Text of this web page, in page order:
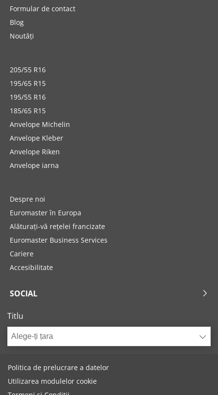
Formular de contact
Blog
Noutăți
205/55 R16
195/65 R15
195/55 R16
185/65 R15
Anvelope Michelin
Anvelope Kleber
Anvelope Riken
Anvelope iarna
Despre noi
Euromaster în Europa
Alăturați-vă rețelei francizate
Euromaster Business Services
Cariere
Accesibilitate
SOCIAL
Titlu
Alege-ți țara
Politica de prelucrare a datelor
Utilizarea modulelor cookie